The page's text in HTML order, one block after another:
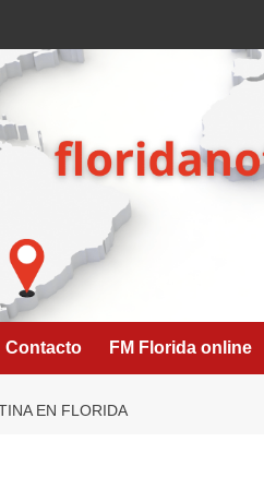
Contacto FM Florida online
EN FLORIDA